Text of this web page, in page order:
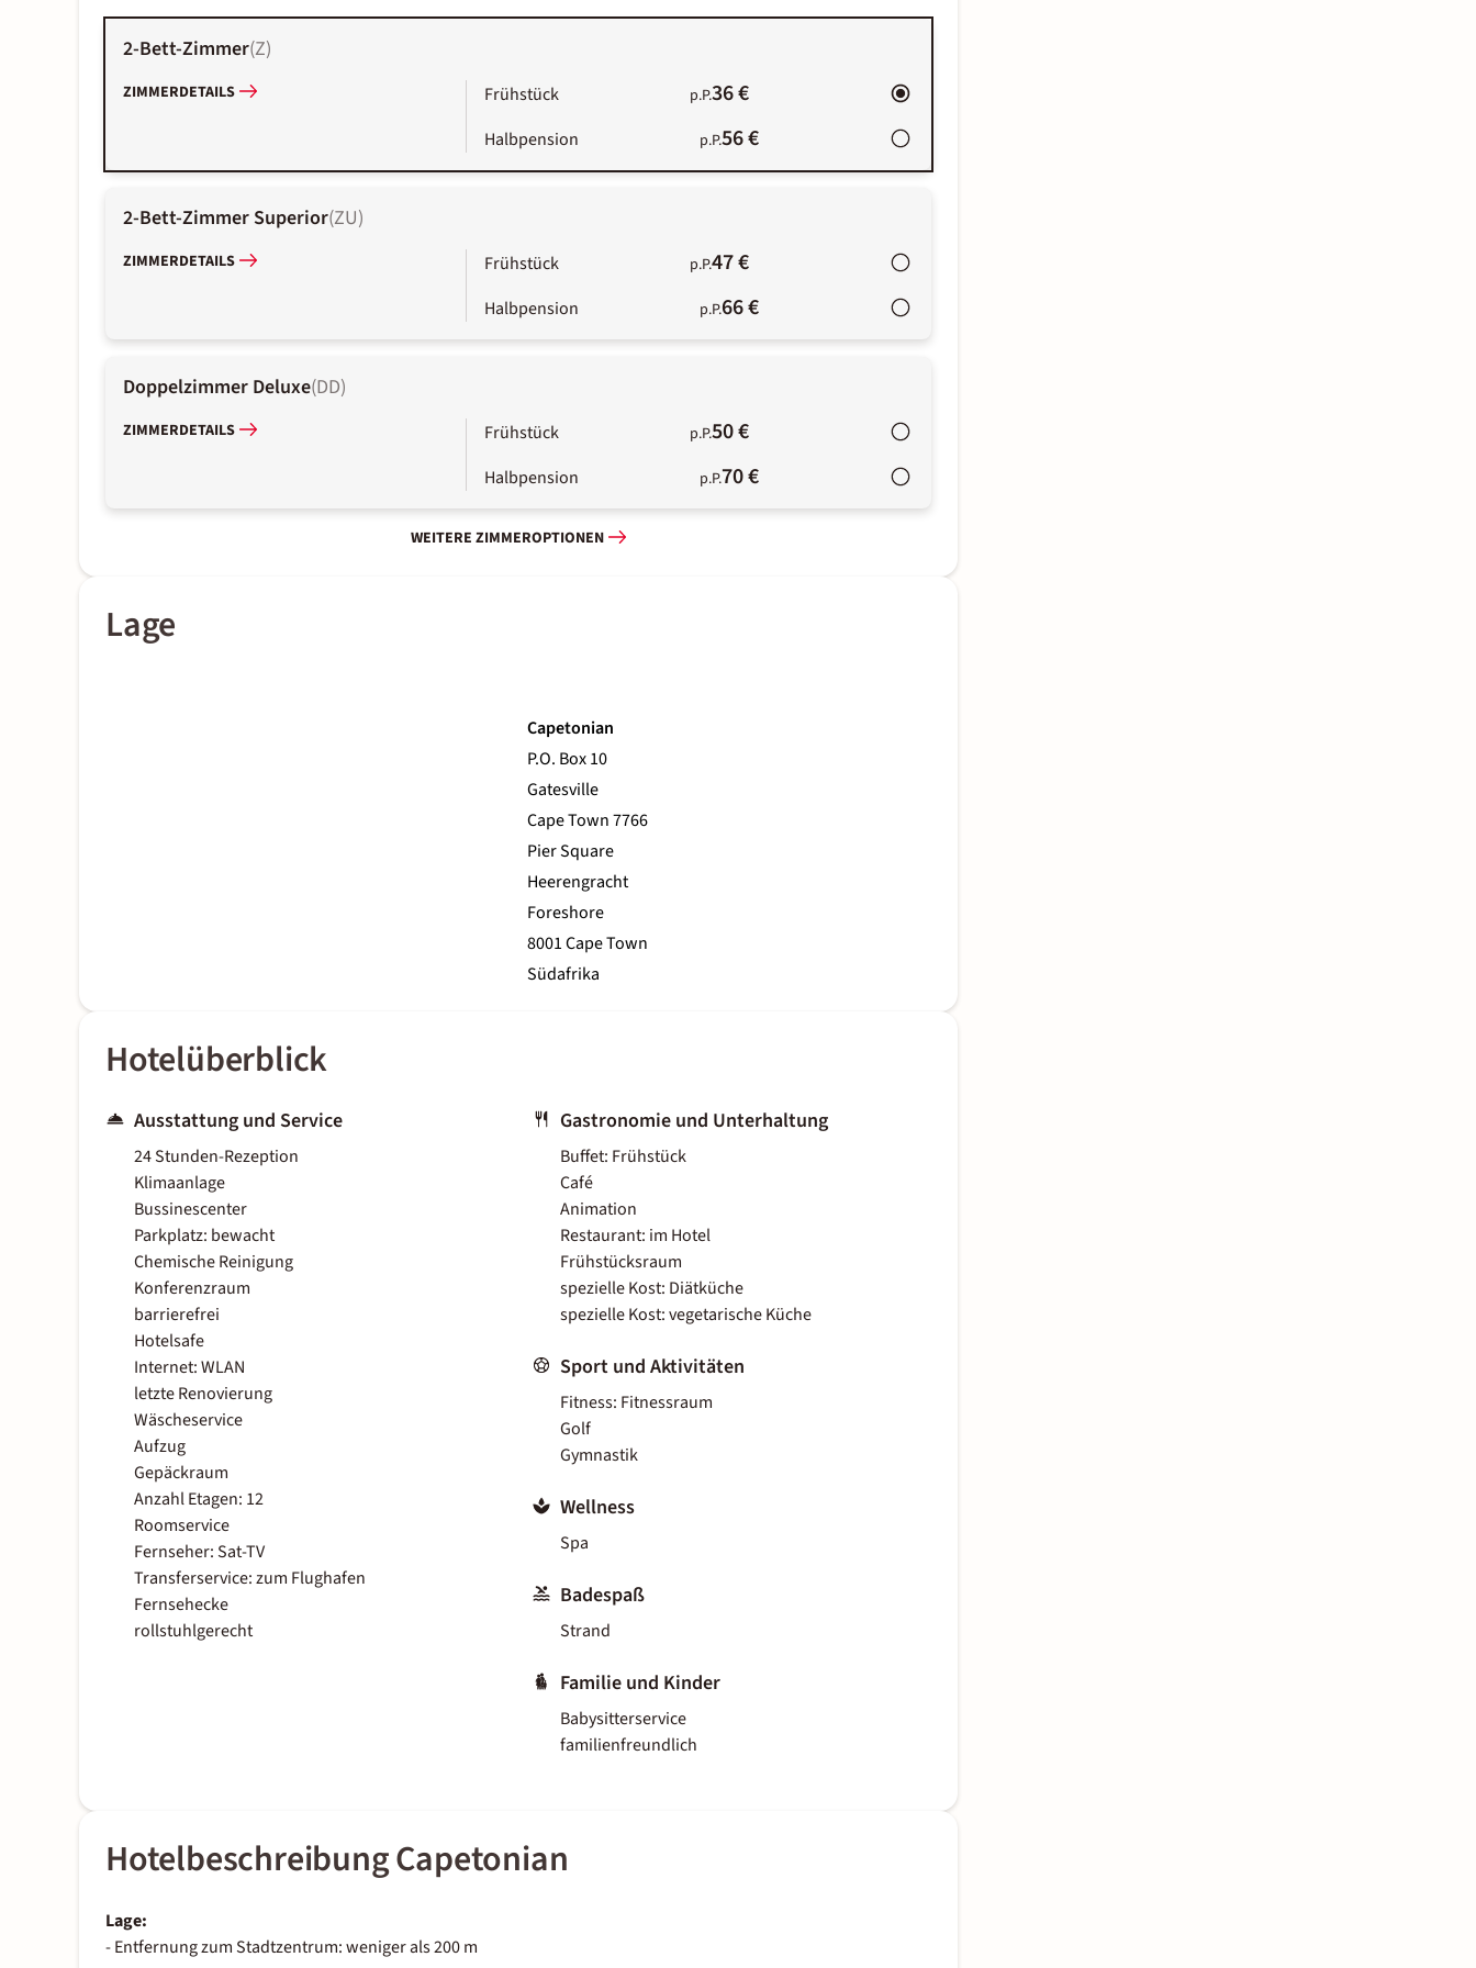
2-Bett-Zimmer(Z)
ZIMMERDETAILS Frühstück p.P.36 €
Halbpension p.P.56 €
2-Bett-Zimmer Superior(ZU)
ZIMMERDETAILS Frühstück p.P.47 €
Halbpension p.P.66 €
Doppelzimmer Deluxe(DD)
ZIMMERDETAILS Frühstück p.P.50 €
Halbpension p.P.70 €
WEITERE ZIMMEROPTIONEN
Lage
Capetonian
P.O. Box 10
Gatesville
Cape Town 7766
Pier Square
Heerengracht
Foreshore
8001 Cape Town
Südafrika
Hotelüberblick
Ausstattung und Service
24 Stunden-Rezeption
Klimaanlage
Bussinescenter
Parkplatz: bewacht
Chemische Reinigung
Konferenzraum
barrierefrei
Hotelsafe
Internet: WLAN
letzte Renovierung
Wäscheservice
Aufzug
Gepäckraum
Anzahl Etagen: 12
Roomservice
Fernseher: Sat-TV
Transferservice: zum Flughafen
Fernsehecke
rollstuhlgerecht
Gastronomie und Unterhaltung
Buffet: Frühstück
Café
Animation
Restaurant: im Hotel
Frühstücksraum
spezielle Kost: Diätküche
spezielle Kost: vegetarische Küche
Sport und Aktivitäten
Fitness: Fitnessraum
Golf
Gymnastik
Wellness
Spa
Badespaß
Strand
Familie und Kinder
Babysitterservice
familienfreundlich
Hotelbeschreibung Capetonian
Lage:
- Entfernung zum Stadtzentrum: weniger als 200 m